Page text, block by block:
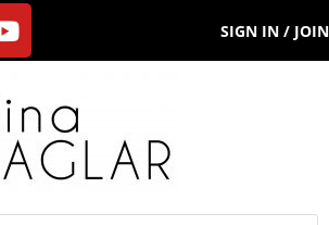
SIGN IN / JOIN